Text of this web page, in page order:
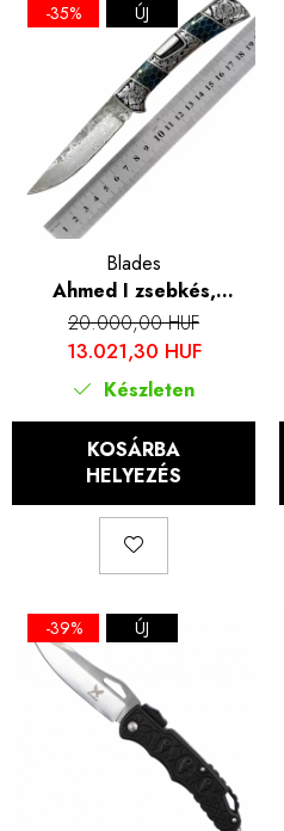
-35% ÚJ
Blades
Ahmed I zsebkés,
kempingezés és túrázás,
damaszkuszi acél VG10
nyél, 22 cm
20.000,00 HUF
13.021,30 HUF
Készleten
KOSÁRBA
HELYEZÉS
-39% ÚJ